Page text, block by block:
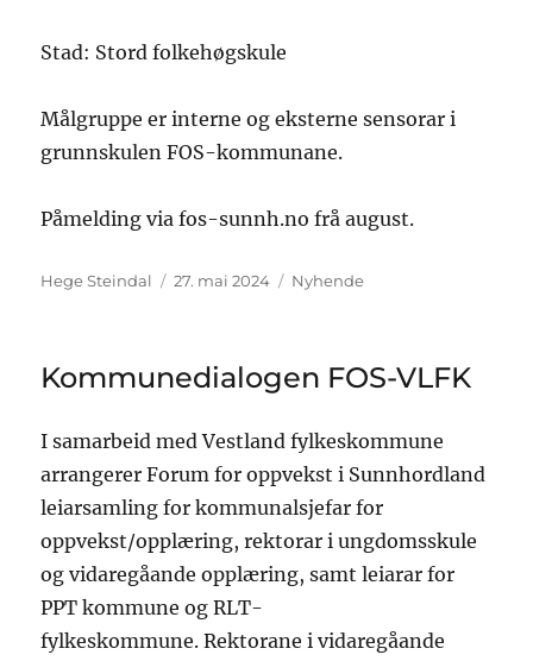
Stad: Stord folkehøgskule
Målgruppe er interne og eksterne sensorar i
grunnskulen FOS-kommunane.
Påmelding via fos-sunnh.no frå august.
Hege Steindal 27. mai 2024 Nyhende
Kommunedialogen FOS-VLFK
I samarbeid med Vestland fylkeskommune
arrangerer Forum for oppvekst i Sunnhordland
leiarsamling for kommunalsjefar for
oppvekst/opplæring, rektorar i ungdomsskule
og vidaregåande opplæring, samt leiarar for
PPT kommune og RLT-
fylkeskommune. Rektorane i vidaregåande